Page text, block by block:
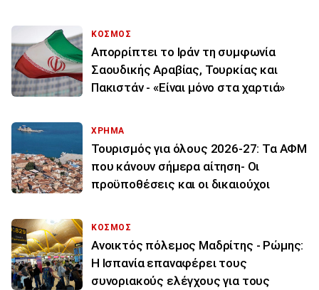
ΚΟΣΜΟΣ
Απορρίπτει το Ιράν τη συμφωνία
Σαουδικής Αραβίας, Τουρκίας και
Πακιστάν - «Είναι μόνο στα χαρτιά»
ΧΡΗΜΑ
Τουρισμός για όλους 2026-27: Τα ΑΦΜ
που κάνουν σήμερα αίτηση- Οι
προϋποθέσεις και οι δικαιούχοι
ΚΟΣΜΟΣ
Ανοικτός πόλεμος Μαδρίτης - Ρώμης:
Η Ισπανία επαναφέρει τους
συνοριακούς ελέγχους για τους